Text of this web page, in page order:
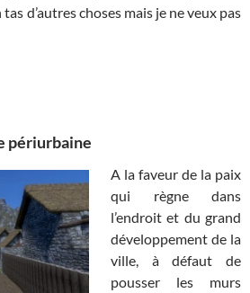
d’autres choses mais je ne veux pas
périurbaine
A la faveur de la paix
qui règne dans
l’endroit et du grand
développement de la
ville, à défaut de
pousser les murs